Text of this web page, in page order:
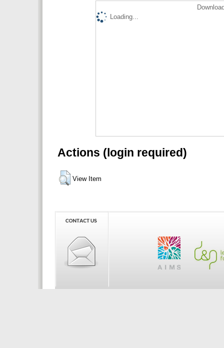
Loading...
Actions (login required)
View Item